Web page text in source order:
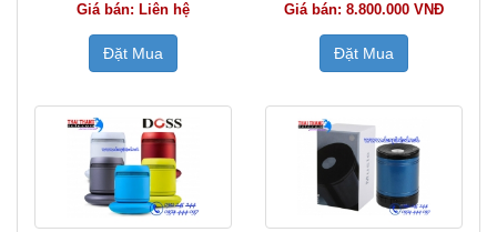
Giá bán: Liên hệ
Đặt Mua
Giá bán: 8.800.000 VNĐ
Đặt Mua